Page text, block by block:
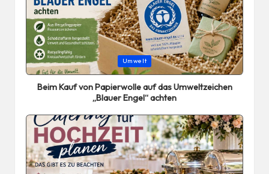
Posted
in
Umwelt
Beim Kauf von Papierwolle auf das Umweltzeichen
„Blauer Engel“ achten